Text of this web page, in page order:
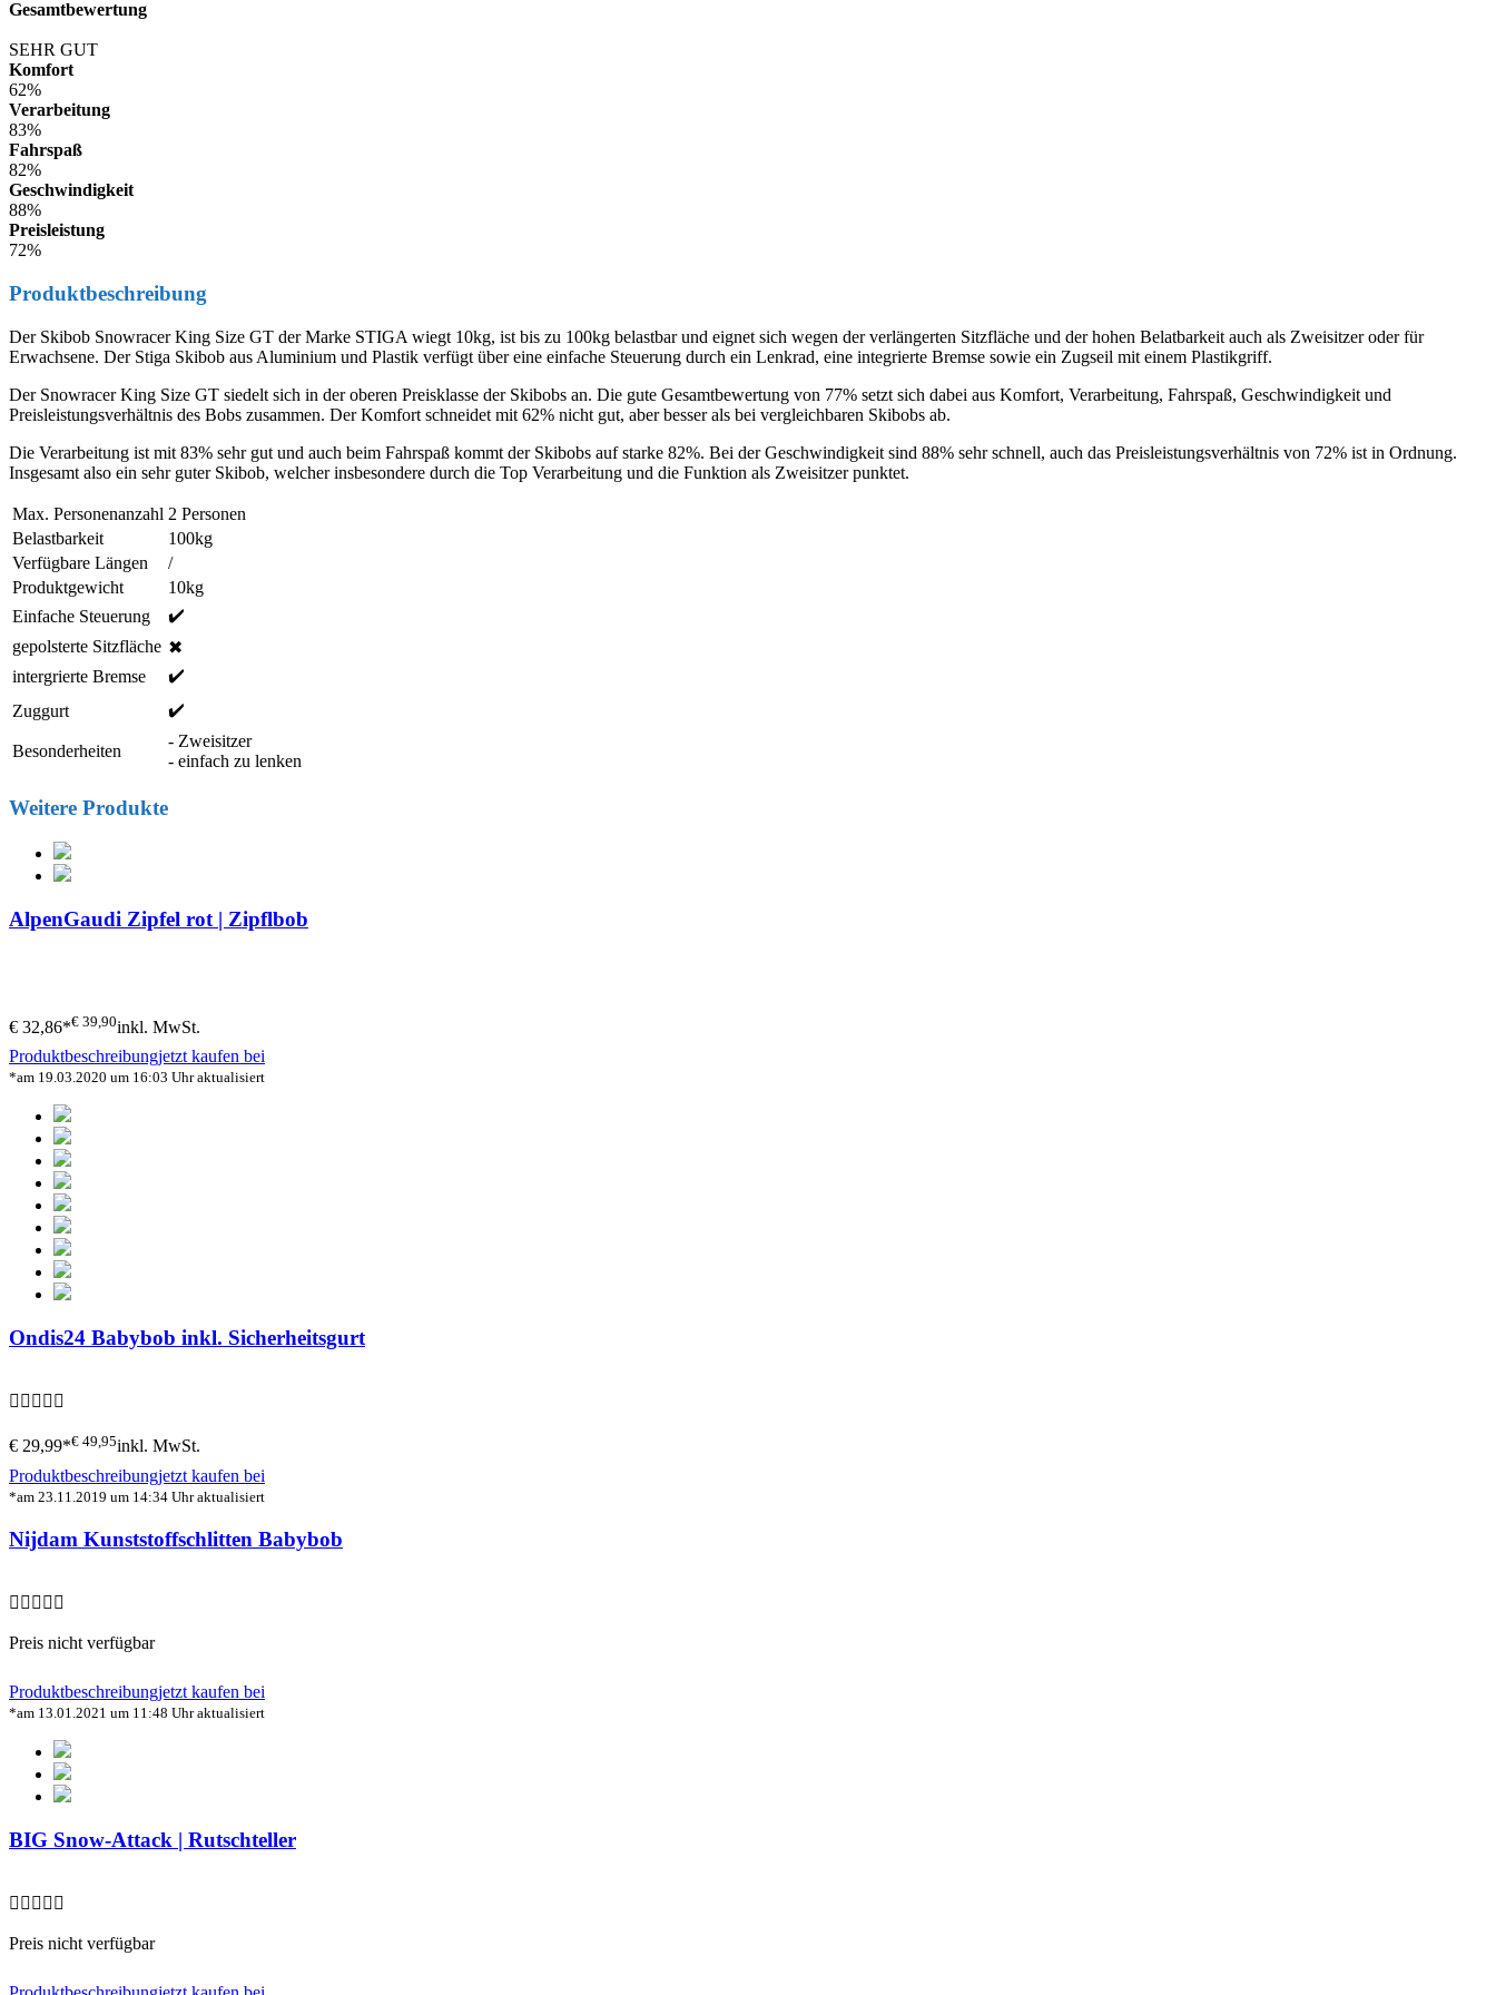
Gesamtbewertung
SEHR GUT
Komfort
62%
Verarbeitung
83%
Fahrspaß
82%
Geschwindigkeit
88%
Preisleistung
72%
Produktbeschreibung
Der Skibob Snowracer King Size GT der Marke STIGA wiegt 10kg, ist bis zu 100kg belastbar und eignet sich wegen der verlängerten Sitzfläche und der hohen Belatbarkeit auch als Zweisitzer oder für
Erwachsene. Der Stiga Skibob aus Aluminium und Plastik verfügt über eine einfache Steuerung durch ein Lenkrad, eine integrierte Bremse sowie ein Zugseil mit einem Plastikgriff.
Der Snowracer King Size GT siedelt sich in der oberen Preisklasse der Skibobs an. Die gute Gesamtbewertung von 77% setzt sich dabei aus Komfort, Verarbeitung, Fahrspaß, Geschwindigkeit und
Preisleistungsverhältnis des Bobs zusammen. Der Komfort schneidet mit 62% nicht gut, aber besser als bei vergleichbaren Skibobs ab.
Die Verarbeitung ist mit 83% sehr gut und auch beim Fahrspaß kommt der Skibobs auf starke 82%. Bei der Geschwindigkeit sind 88% sehr schnell, auch das Preisleistungsverhältnis von 72% ist in Ordnung.
Insgesamt also ein sehr guter Skibob, welcher insbesondere durch die Top Verarbeitung und die Funktion als Zweisitzer punktet.
Max. Personenanzahl 2 Personen
Belastbarkeit
100kg
Verfügbare Längen
/
Produktgewicht
10kg
Einfache Steuerung
✔️
gepolsterte Sitzfläche ✖
intergrierte Bremse
✔️
Zuggurt
✔️
Besonderheiten
- Zweisitzer
- einfach zu lenken
Weitere Produkte
AlpenGaudi Zipfel rot | Zipflbob
€ 32,86*€ 39,90inkl. MwSt.
Produktbeschreibungjetzt kaufen bei
*am 19.03.2020 um 16:03 Uhr aktualisiert
Ondis24 Babybob inkl. Sicherheitsgurt
€ 29,99*€ 49,95inkl. MwSt.
Produktbeschreibungjetzt kaufen bei
*am 23.11.2019 um 14:34 Uhr aktualisiert
Nijdam Kunststoffschlitten Babybob
Preis nicht verfügbar
Produktbeschreibungjetzt kaufen bei
*am 13.01.2021 um 11:48 Uhr aktualisiert
BIG Snow-Attack | Rutschteller
Preis nicht verfügbar